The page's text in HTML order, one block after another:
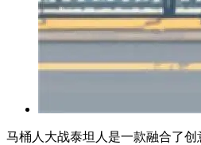
马桶人大战泰坦人是一款融合了创